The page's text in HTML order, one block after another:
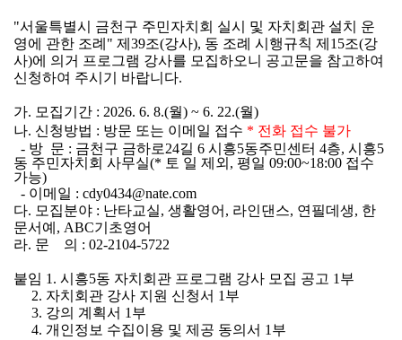
"서울특별시 금천구 주민자치회 실시 및 자치회관 설치 운
영에 관한 조례" 제39조(강사), 동 조례 시행규칙 제15조(강
사)에 의거 프로그램 강사를 모집하오니 공고문을 참고하여
신청하여 주시기 바랍니다.
가. 모집기간 : 2026. 6. 8.(월) ~ 6. 22.(월)
나. 신청방법 : 방문 또는 이메일 접수 * 전화 접수 불가
- 방  문 : 금천구 금하로24길 6 시흥5동주민센터 4층, 시흥5
동 주민자치회 사무실(* 토 일 제외, 평일 09:00~18:00 접수
가능)
- 이메일 : cdy0434@nate.com
다. 모집분야 : 난타교실, 생활영어, 라인댄스, 연필데생, 한
문서예, ABC기초영어
라. 문    의 : 02-2104-5722
붙임 1. 시흥5동 자치회관 프로그램 강사 모집 공고 1부
2. 자치회관 강사 지원 신청서 1부
3. 강의 계획서 1부
4. 개인정보 수집이용 및 제공 동의서 1부